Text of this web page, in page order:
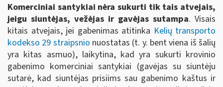
Komerciniai santykiai nėra sukurti tik tais atvejais,
jeigu siuntėjas, vežėjas ir gavėjas sutampa. Visais
kitais atvejais, jei gabenimas atitinka Kelių transporto
kodekso 29 straipsnio nuostatas (t. y. bent viena iš šalių
yra kitas asmuo), laikytina, kad yra sukurti krovinio
gabenimo komerciniai santykiai (gavėjas su siuntėju
sutarė, kad siuntėjas prisiims sau gabenimo kaštus ir